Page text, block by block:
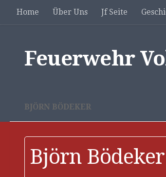
Unter dem Inhalt
Home Über Uns Jf Seite
Feuerwehr
BJÖRN BÖDEKER
Björn Bödeker